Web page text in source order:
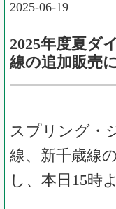
2025-06-19
2025年度夏ダ
線の追加販売
スプリング・
線、新千歳線
し、本日15時